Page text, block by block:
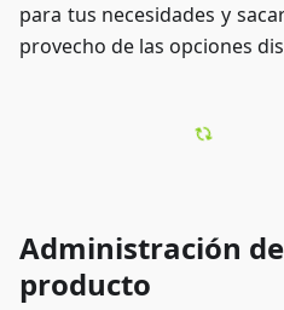
para tus necesidades y
provecho de las opciones
Administración
producto